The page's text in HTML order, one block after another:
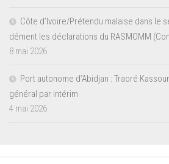
Côte d’Ivoire/Prétendu malaise dans le
dément les déclarations du RASMOMM
8 mai 2026
Port autonome d’Abidjan : Traoré
général par intérim
4 mai 2026